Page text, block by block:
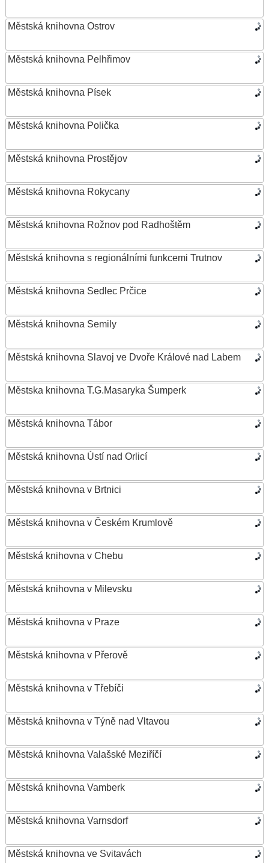
Městská knihovna Ostrov
Městská knihovna Pelhřimov
Městská knihovna Písek
Městská knihovna Polička
Městská knihovna Prostějov
Městská knihovna Rokycany
Městská knihovna Rožnov pod Radhoštěm
Městská knihovna s regionálními funkcemi Trutnov
Městská knihovna Sedlec Prčice
Městská knihovna Semily
Městská knihovna Slavoj ve Dvoře Králové nad Labem
Městska knihovna T.G.Masaryka Šumperk
Městská knihovna Tábor
Městská knihovna Ústí nad Orlicí
Městská knihovna v Brtnici
Městská knihovna v Českém Krumlově
Městská knihovna v Chebu
Městská knihovna v Milevsku
Městská knihovna v Praze
Městská knihovna v Přerově
Městská knihovna v Třebíči
Městská knihovna v Týně nad Vltavou
Městská knihovna Valašské Meziříčí
Městská knihovna Vamberk
Městská knihovna Varnsdorf
Městská knihovna ve Svitavách